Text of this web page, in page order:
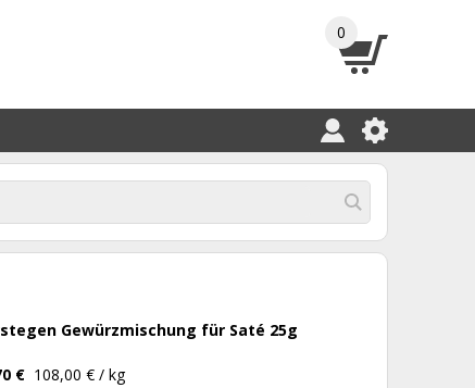
0
Gewürzmischung für Saté 25g
€ 108,00 € / kg